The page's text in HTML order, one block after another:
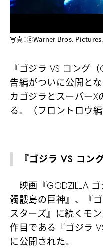
写真：ⓒWarner Bros. Pictures
『ゴジラ VS コング
告編がついに公開と
カゴジラとスーパーX
る。（フロントロウ編
『ゴジラ VS コン
映画『GODZILLA
髑髏島の巨神』、『
スターズ』に続くモ
作目である『ゴジラ
に公開された。